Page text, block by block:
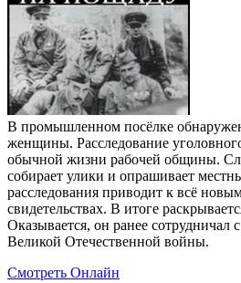
В промышленном посёлке
женщины. Расследование
обычной жизни рабочей общины.
собирает улики и опрашивает
расследования приводит к всё
свидетельствах. В итоге
Оказывается, он ранее сотрудничал
Великой Отечественной войны.
Смотреть Онлайн